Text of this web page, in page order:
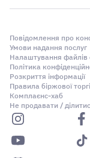
Повідомлення про
Умови надання послуг
Налаштування
Політика
Розкриття інформації
Правила біржової
Комплаєнс-хаб
Не продавати /